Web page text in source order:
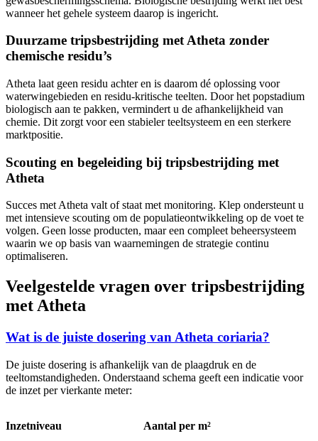
wanneer het gehele systeem daarop is ingericht.
Duurzame tripsbestrijding met Atheta zonder
chemische residu’s
Atheta laat geen residu achter en is daarom dé oplossing voor
waterwingebieden en residu-kritische teelten. Door het popstadium
biologisch aan te pakken, vermindert u de afhankelijkheid van
chemie. Dit zorgt voor een stabieler teeltsysteem en een sterkere
marktpositie.
Scouting en begeleiding bij tripsbestrijding met
Atheta
Succes met Atheta valt of staat met monitoring. Klep ondersteunt u
met intensieve scouting om de populatieontwikkeling op de voet te
volgen. Geen losse producten, maar een compleet beheersysteem
waarin we op basis van waarnemingen de strategie continu
optimaliseren.
Veelgestelde vragen over tripsbestrijding
met Atheta
Wat is de juiste dosering van Atheta coriaria?
De juiste dosering is afhankelijk van de plaagdruk en de
teeltomstandigheden. Onderstaand schema geeft een indicatie voor
de inzet per vierkante meter:
Inzetniveau Aantal per m²